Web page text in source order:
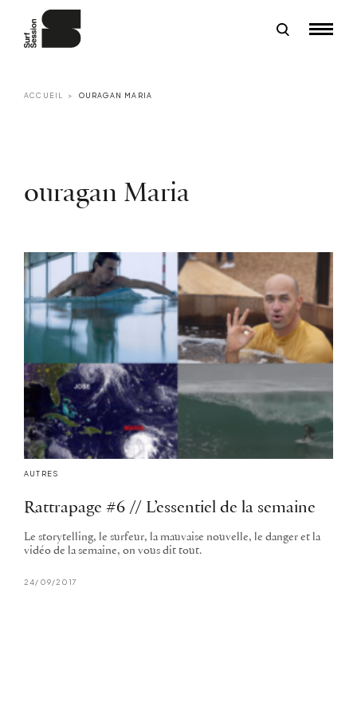
ACCUEIL OURAGAN MARIA
ouragan Maria
AUTRES
Rattrapage #6 // L’essentiel de la semaine
Le storytelling, le surfeur, la mauvaise nouvelle, le danger et la
vidéo de la semaine, on vous dit tout.
24/09/2017